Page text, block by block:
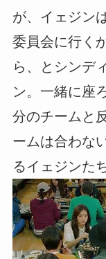
が、イェジン
委員会に行く
ら、とシンデ
ン。一緒に座
分のチームと
ームは合わな
るイェジンたち